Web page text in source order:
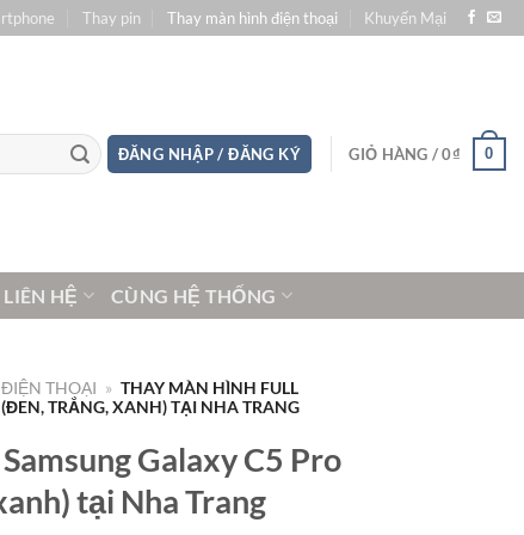
Thay pin Thay màn hình điện thoại Khuyến Mại
ĐĂNG NHẬP / ĐĂNG KÝ GIỎ HÀNG /0₫ 0
LIÊN HỆ CÙNG HỆ THỐNG
THOẠI » THAY MÀN HÌNH FULL
TRẮNG, XANH) TẠI NHA TRANG
Galaxy C5 Pro
tại Nha Trang